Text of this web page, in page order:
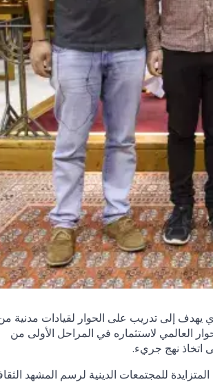
يهدف إلى تدريب على الحوار لقيادات مدنية
العالمي لاستثماره في المراحل الأولى من
اتخاذ نهج جريء.
للمجتمعات الدينية لرسم المشهد